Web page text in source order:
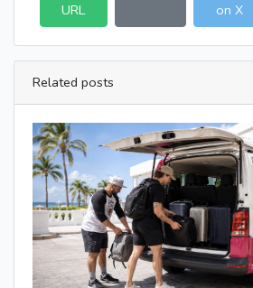
URL
on X
Related posts